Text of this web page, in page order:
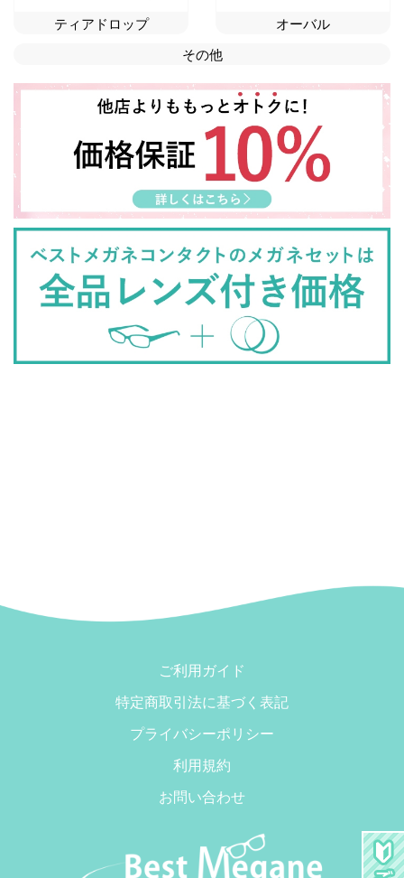
ティアドロップ
オーバル
その他
ご利用ガイド
特定商取引法に基づく表記
プライバシーポリシー
利用規約
お問い合わせ